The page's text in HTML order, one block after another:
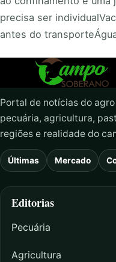
precisa ser
antes do
Portal de notícias do
pecuária, agricultura,
regiões e realidade do
Últimas Mercado
Editorias
Pecuária
Agricultura